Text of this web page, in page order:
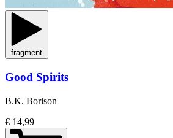
fragment
Good Spirits
B.K. Borison
€ 14,99